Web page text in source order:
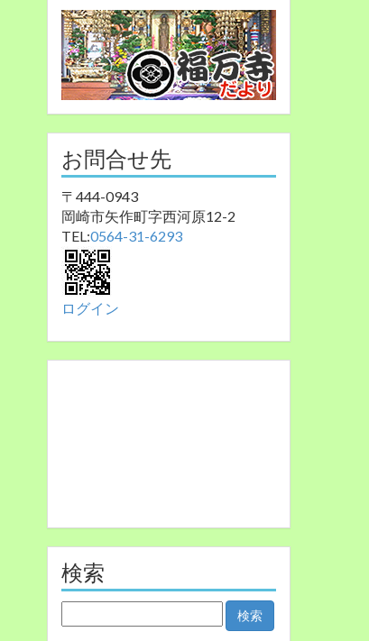
お問合せ先
〒444-0943
岡崎市矢作町字西河原12-2
TEL:0564-31-6293
ログイン
検索
索: